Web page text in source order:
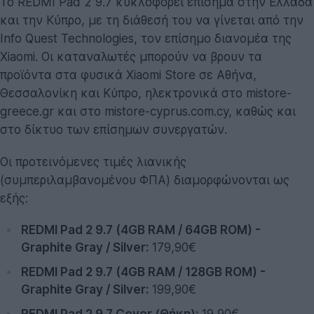
και την Κύπρο, με τη διάθεσή του να γίνεται από την
Info Quest Technologies, τον επίσημο διανομέα της
Xiaomi. Οι καταναλωτές μπορούν να βρουν τα
προϊόντα στα φυσικά Xiaomi Store σε Αθήνα,
Θεσσαλονίκη και Κύπρο, ηλεκτρονικά στο mistore-
greece.gr και στο mistore-cyprus.com.cy, καθώς και
στο δίκτυο των επίσημων συνεργατών.
Οι προτεινόμενες τιμές λιανικής
(συμπεριλαμβανομένου ΦΠΑ) διαμορφώνονται ως
εξής:
REDMI Pad 2 9.7 (4GB RAM / 64GB ROM) -
Graphite Gray / Silver: 179,90€
REDMI Pad 2 9.7 (4GB RAM / 128GB ROM) -
Graphite Gray / Silver: 199,90€